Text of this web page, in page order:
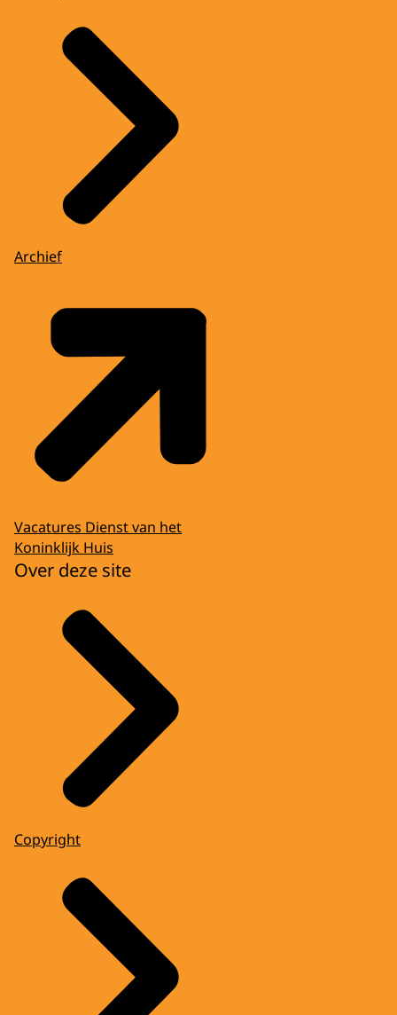
Archief
Vacatures Dienst van het
Koninklijk Huis
Over deze site
Copyright